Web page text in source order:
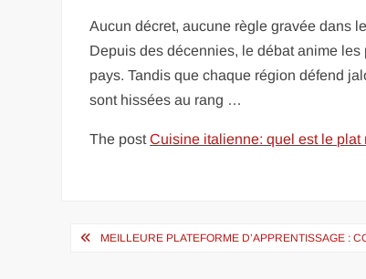
Aucun décret, aucune règle gravée dans
Depuis des décennies, le débat anime
pays. Tandis que chaque région défend
sont hissées au rang …
The postCuisine italienne: quel est le plat
Navigation
MEILLEURE PLATEFORME D’APPRENTISSAGE :